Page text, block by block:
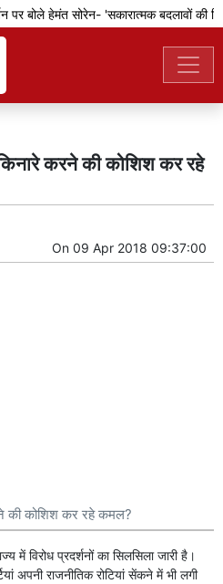
बोले हेमंत सोरेन- 'सकारात्मक बदलावों की
करने की कोशिश कर रहे
On 09 Apr 2018 09:37:00
की कोशिश कर रहे कमल?
में विरोध प्रदर्शनों का सिलसिला जारी है।
अपनी राजनीतिक रोटियां सेंकने में भी लगी